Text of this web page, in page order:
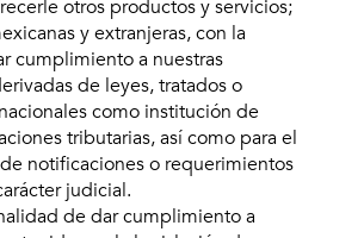
otros productos y servicios;
y extranjeras, con la
cumplimiento a nuestras
de leyes, tratados o
como institución de
tributarias, así como para el
notificaciones o requerimientos
judicial.
de dar cumplimiento a